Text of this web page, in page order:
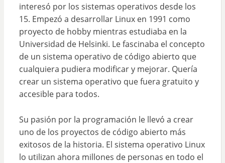
interesó por los sistemas operativos desde los
15. Empezó a desarrollar Linux en 1991 como
proyecto de hobby mientras estudiaba en la
Universidad de Helsinki. Le fascinaba el concepto
de un sistema operativo de código abierto que
cualquiera pudiera modificar y mejorar. Quería
crear un sistema operativo que fuera gratuito y
accesible para todos.
Su pasión por la programación le llevó a crear
uno de los proyectos de código abierto más
exitosos de la historia. El sistema operativo Linux
lo utilizan ahora millones de personas en todo el